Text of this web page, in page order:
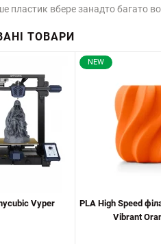
пластик вбере занадто багато
ТОВАРИ
Vyper
NEW
PLA High Speed
Vibrant